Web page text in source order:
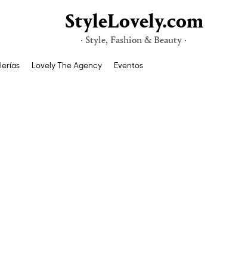
StyleLovely.com
· Style, Fashion & Beauty ·
Lovely The Agency Eventos